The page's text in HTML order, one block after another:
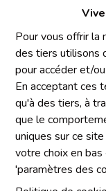
Pour vous offrir la
des tiers utilisons
pour accéder et/
En acceptant ces
qu'à des tiers, à
que le
uniques sur ce
votre choix en
'paramètres des
À
Mentions
Chaque agence
indépendante
SRL IMMO